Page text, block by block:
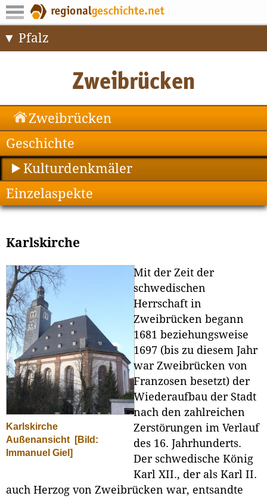
Pfalz
Zweibrücken
Geschichte
Kulturdenkmäler
Einzelaspekte
Karlskirche
Karlskirche
Außenansicht
[Bild:
Immanuel Giel]
Mit der Zeit der
schwedischen
Herrschaft in
Zweibrücken begann
1681 beziehungsweise
1697 (bis zu diesem Jahr
war Zweibrücken von
Franzosen besetzt) der
Wiederaufbau der Stadt
nach den zahlreichen
Zerstörungen im Verlauf
des 16. Jahrhunderts.
Der schwedische König
Karl XII., der als Karl II.
auch Herzog von Zweibrücken war, entsandte